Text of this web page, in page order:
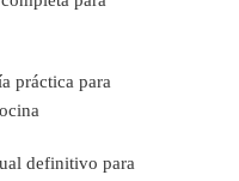
práctica para
definitivo para